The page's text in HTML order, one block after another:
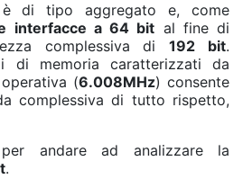
di tipo aggregato e, come
interfacce a 64 bit al fine di
complessiva di192 bit.
di memoria caratterizzati da
operativa (6.008MHz) consente
complessiva di tutto rispetto,
andare ad analizzare la
.